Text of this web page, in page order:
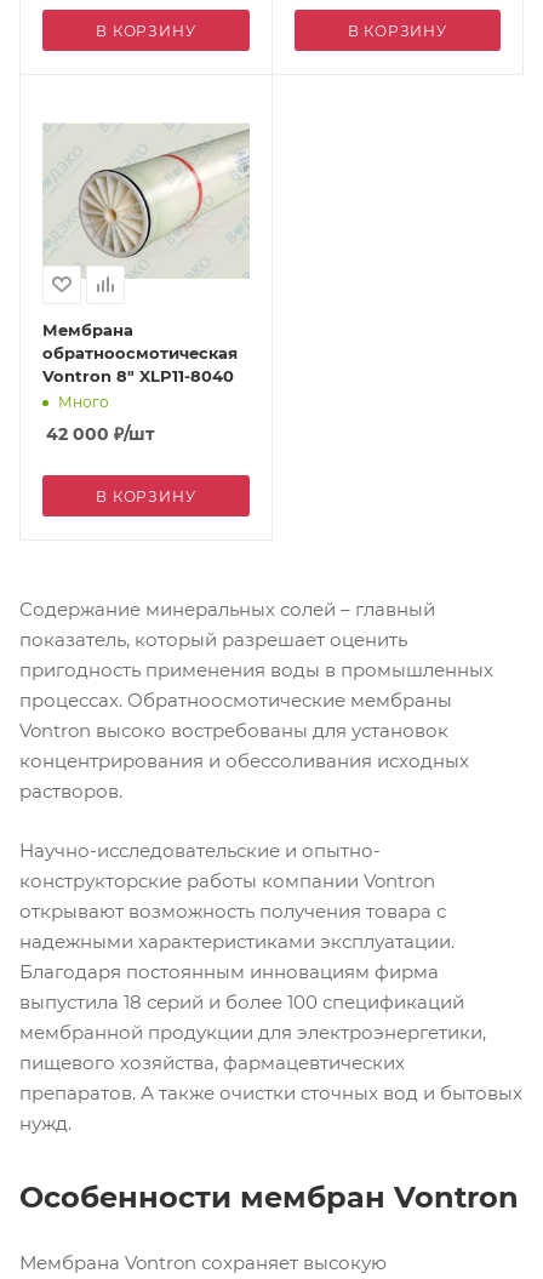
В КОРЗИНУ В КОРЗИНУ
Мембрана
обратноосмотическая
Vontron 8" XLP11-8040
Много
42 000 ₽/шт
В КОРЗИНУ
Содержание минеральных солей – главный
показатель, который разрешает оценить
пригодность применения воды в промышленных
процессах. Обратноосмотические мембраны
Vontron высоко востребованы для установок
концентрирования и обессоливания исходных
растворов.
Научно-исследовательские и опытно-
конструкторские работы компании Vontron
открывают возможность получения товара с
надежными характеристиками эксплуатации.
Благодаря постоянным инновациям фирма
выпустила 18 серий и более 100 спецификаций
мембранной продукции для электроэнергетики,
пищевого хозяйства, фармацевтических
препаратов. А также очистки сточных вод и бытовых
нужд.
Особенности мембран Vontron
Мембрана Vontron сохраняет высокую